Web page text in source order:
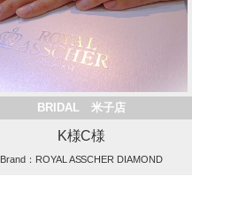
BRIDAL 米子店
K様C様
Brand：ROYAL ASSCHER DIAMOND